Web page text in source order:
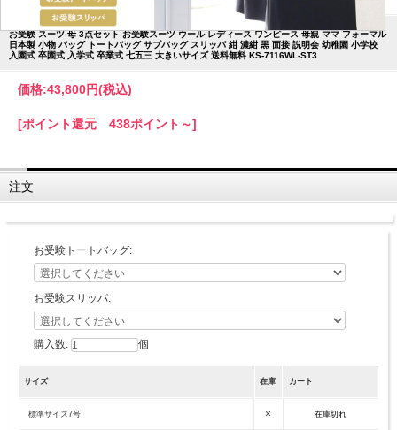
お受験 スーツ 母 3点セット お受験スーツ ウール レディース ワンピース 母親 ママ フォーマル
日本製 小物 バッグ トートバッグ サブバッグ スリッパ 紺 濃紺 黒 面接 説明会 幼稚園 小学校
入園式 卒園式 入学式 卒業式 七五三 大きいサイズ 送料無料 KS-7116WL-ST3
価格:43,800円(税込)
[ポイント還元 438ポイント～]
注文
お受験トートバッグ:
お受験スリッパ:
購入数: 個
サイズ 在庫 カート
標準サイズ7号 × 在庫切れ